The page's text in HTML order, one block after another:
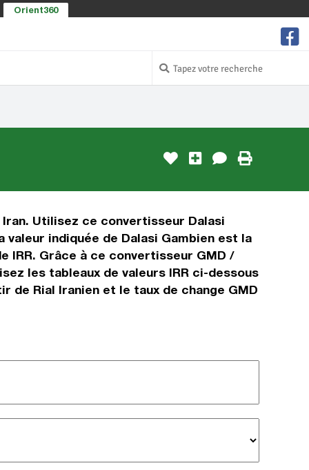
Orient360
Utilisez ce convertisseur Dalasi
valeur indiquée de Dalasi Gambien est la
IRR. Grâce à ce convertisseur GMD /
les tableaux de valeurs IRR ci-dessous
de Rial Iranien et le taux de change GMD